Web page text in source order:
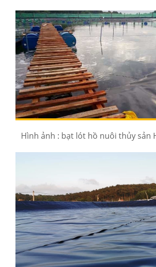
Hình ảnh : bạt lót hồ nuôi thủy sản